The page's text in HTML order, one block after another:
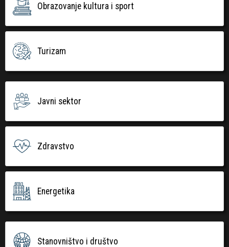
Obrazovanje kultura i sport
Turizam
Javni sektor
Zdravstvo
Energetika
Stanovništvo i društvo